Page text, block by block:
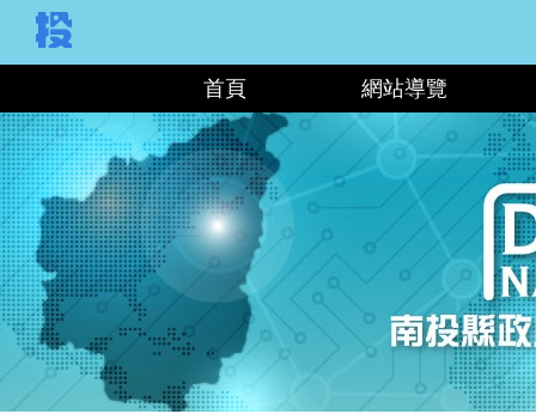
首頁 網站導覽